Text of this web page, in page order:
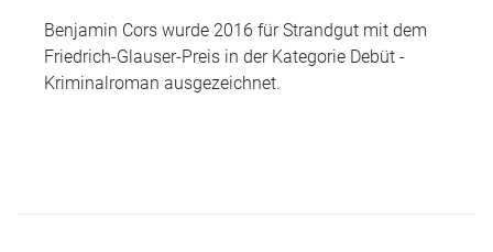
Benjamin Cors wurde 2016 für Strandgut mit dem
Friedrich-Glauser-Preis in der Kategorie Debüt -
Kriminalroman ausgezeichnet.